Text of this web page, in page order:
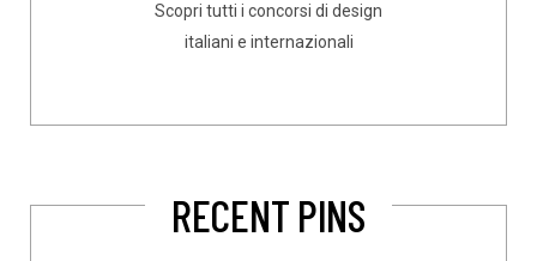
Scopri tutti i concorsi di design
italiani e internazionali
RECENT PINS